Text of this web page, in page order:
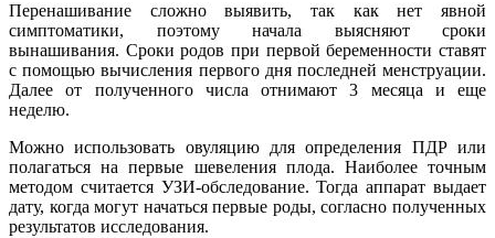
Перенашивание сложно выявить, так как нет явной
симптоматики, поэтому начала выясняют сроки
вынашивания. Сроки родов при первой беременности ставят
с помощью вычисления первого дня последней менструации.
Далее от полученного числа отнимают 3 месяца и еще
неделю.
Можно использовать овуляцию для определения ПДР или
полагаться на первые шевеления плода. Наиболее точным
методом считается УЗИ-обследование. Тогда аппарат выдает
дату, когда могут начаться первые роды, согласно полученных
результатов исследования.